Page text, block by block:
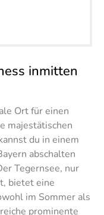
inmitten
Ort für einen
majestätischen
du in einem
abschalten
Tegernsee, nur
bietet eine
im Sommer als
prominente